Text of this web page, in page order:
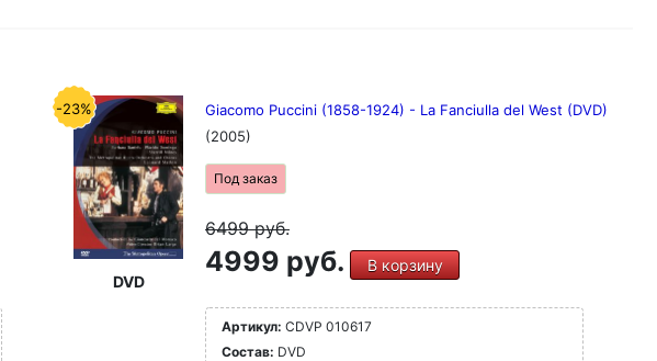
-23%
DVD
Giacomo Puccini (1858-1924) - La Fanciulla del West (DVD)
(2005)
Под заказ
6499руб.
4999 руб. В корзину
Артикул: CDVP 010617
Состав: DVD